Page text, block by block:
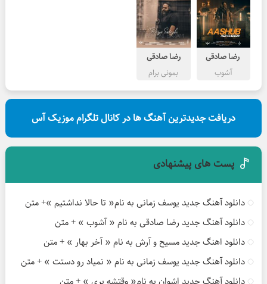
رضا صادقی
آشوب
رضا صادقی
بمونی برام
دریافت جدیدترین آهنگ ها در کانال تلگرام موزیک آس
پست های پیشنهادی
دانلود آهنگ جدید یوسف زمانی به نام« تا حالا نداشتیم »+ متن
دانلود آهنگ جدید رضا صادقی به نام « آشوب » + متن
دانلود اهنگ جدید مسیح و آرش به نام « آخر بهار » + متن
دانلود آهنگ جدید یوسف زمانی به نام « نمیاد رو دستت » + متن